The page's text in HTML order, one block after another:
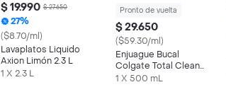
$ 19.990 $ 27.650
27%
($8.70/ml)
Lavaplatos Liquido
Axion Limón 2.3 L
1 X 2.3 L
Pronto de vuelta
$ 29.650
($59.30/ml)
Enjuague Bucal
Colgate Total Clean
Mint 500 mL
1 X 500 mL